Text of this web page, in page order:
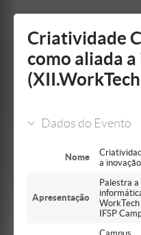
barra
Criatividade
como aliada
Dados do Evento
Nome
a
Apresentação
Palestra
IFSP